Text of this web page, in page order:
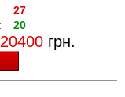
27
20
20400 грн.